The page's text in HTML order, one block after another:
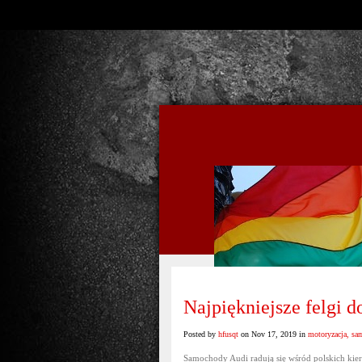
Najpiękniejsze felgi
Posted by hfusqt on Nov 17, 2019 in motoryzacja,
Samochody Audi radują się wśród polskich